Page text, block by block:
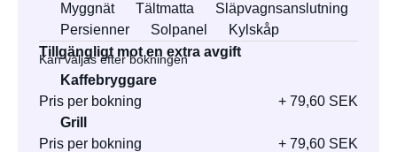
Myggnät
Tältmatta
Släpvagnsanslutning
Persienner
Solpanel
Kylskåp
Tillgängligt mot en extra avgift
Kan väljas efter bokningen
Kaffebryggare
Pris per bokning
+ 79,60 SEK
Grill
Pris per bokning
+ 79,60 SEK